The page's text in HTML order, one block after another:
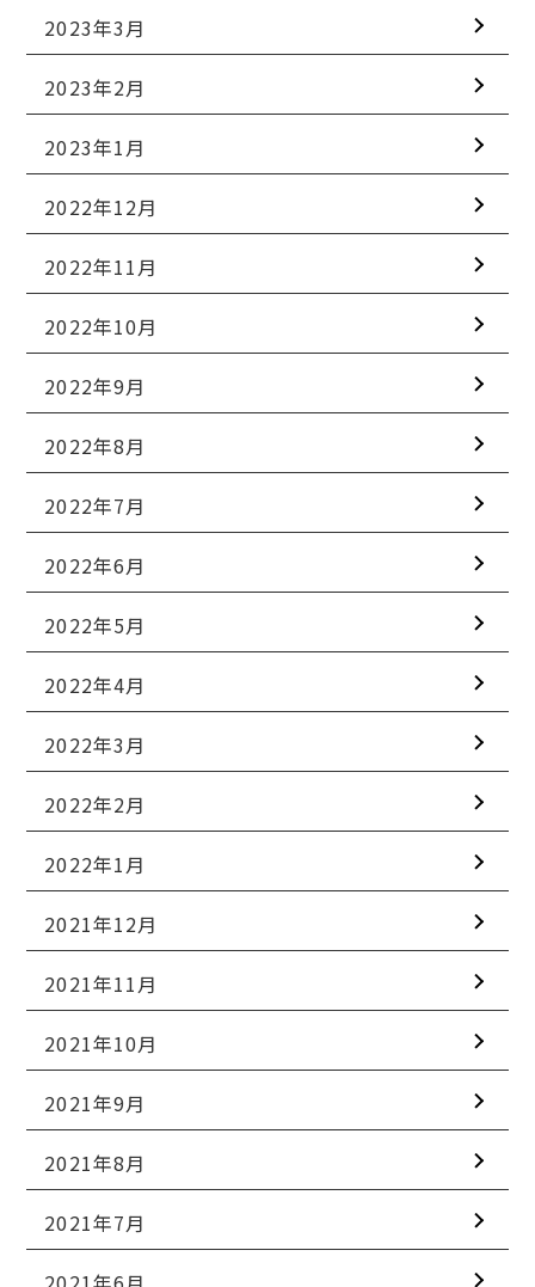
2023年3月
2023年2月
2023年1月
2022年12月
2022年11月
2022年10月
2022年9月
2022年8月
2022年7月
2022年6月
2022年5月
2022年4月
2022年3月
2022年2月
2022年1月
2021年12月
2021年11月
2021年10月
2021年9月
2021年8月
2021年7月